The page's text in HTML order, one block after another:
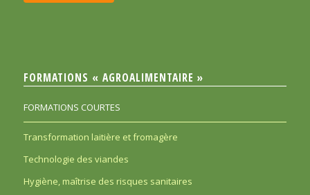
FORMATIONS « AGROALIMENTAIRE »
FORMATIONS COURTES
Transformation laitière et fromagère
Technologie des viandes
Hygiène, maîtrise des risques sanitaires